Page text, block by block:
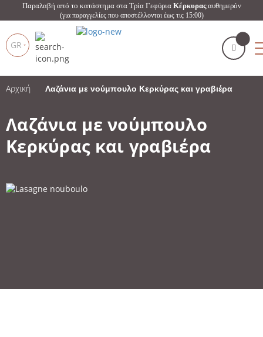
Παραλαβή από το κατάστημα στα Τρία Γεφύρια Κέρκυραςαυθημερόν
(για παραγγελίες που αποστέλλονται έως τις 15:00)
GR
Products Το καλάθι μου
Αρχική Λαζάνια με νούμπουλο Κερκύρας και γραβιέρα
Λαζάνια με νούμπουλο
Κερκύρας και γραβιέρα